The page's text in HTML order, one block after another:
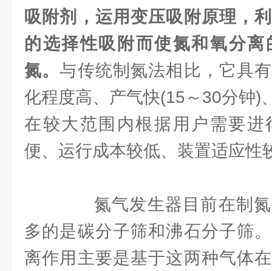
吸附剂，运用变压吸附原理，
的选择性吸附而使氮和氧分
氮。与传统制氮法相比，它具
化程度高、产气快(15～30分钟)
在较大范围内根据用户需要进
便、运行成本较低、装置适应性
氮气发生器目前在制氮
多的是碳分子筛和沸石分子筛
离作用主要是基于这两种气体